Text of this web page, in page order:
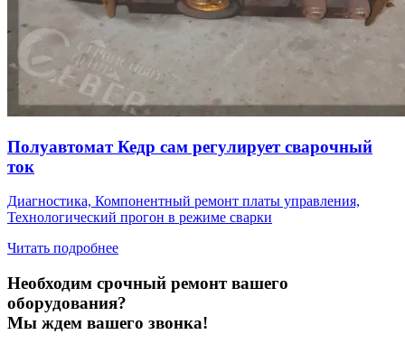
Полуавтомат Кедр сам регулирует сварочный
ток
Диагностика, Компонентный ремонт платы управления,
Технологический прогон в режиме сварки
Читать подробнее
Необходим срочный ремонт вашего
оборудования?
Мы ждем вашего звонка!